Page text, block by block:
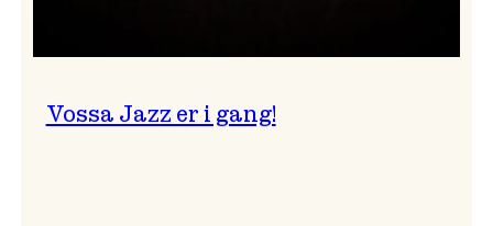
Vossa Jazz er i gang!